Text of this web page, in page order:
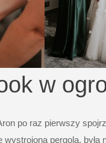
w
po raz pierwszy
pergolą, była